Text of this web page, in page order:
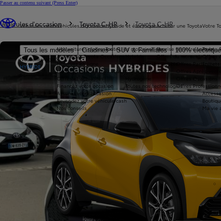
Passer au contenu suivant (Press Enter)
Véhicules neufs
Tous les modèles Citadines SUV & Familiales 100%
Nouvelle Aygo X
HYBRIDE
Véhicules d'occasion
Nos voitures d'occasion
Avantages Toyota Occasions
Réservez en ligne
Livraison près de chez vous
Offres et actualités
Financez votre occasion
Assurez votre occasion
Revendez votre véhicule cash
Nos conseils
Hybride et électrique
Toutes les motorisations
Hybride
Hybride Rechargeable
100% Électrique
Toutes nos technologies
Acheter une Toyota
Reprise de votre voiture
Offres du moment
Offres Après-
Offres Occasions
Offres
Votre
Toyota
Offres
Ma vie
Véhicules d'occasion Toyota C-HR Toyota C-HR